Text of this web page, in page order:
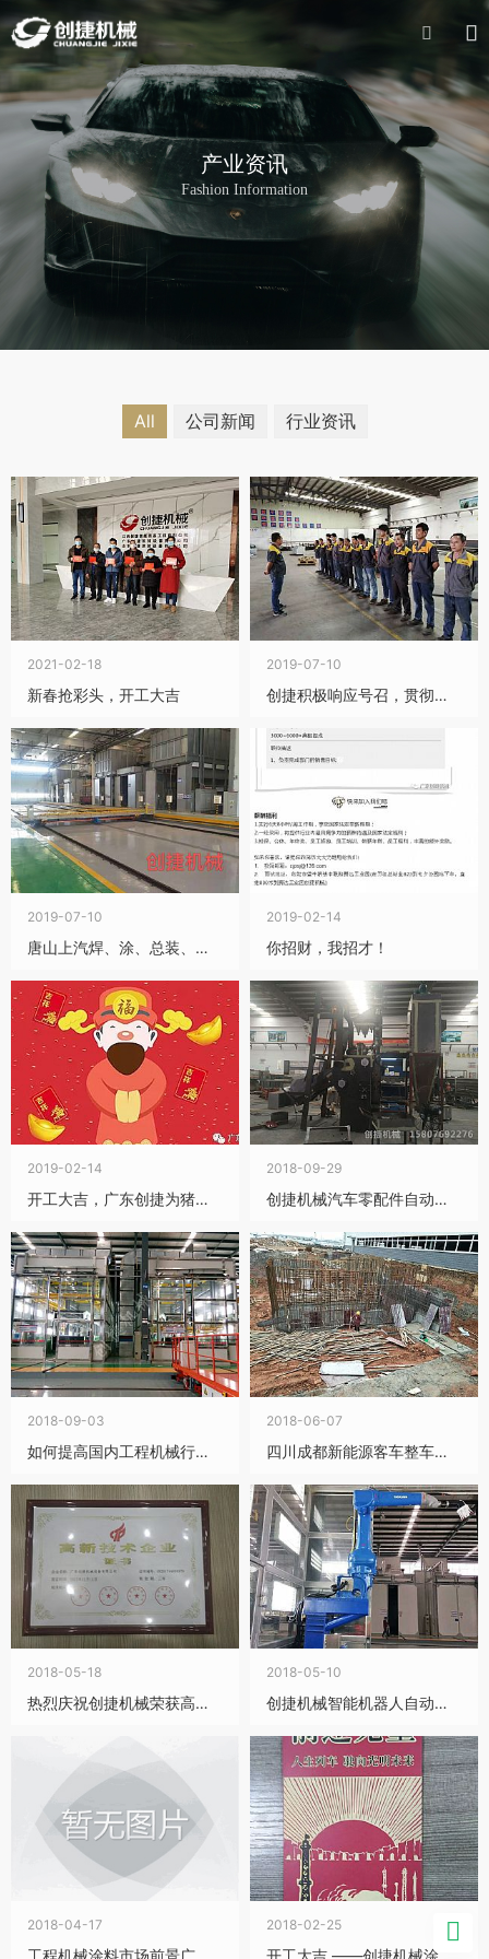


产业资讯
Fashion Information
All 公司新闻 行业资讯
2021-02-18
新春抢彩头，开工大吉
2019-07-10
创捷积极响应号召，贯彻落实安全生产标准化建设工作
2019-07-10
唐山上汽焊、涂、总装、设备检修及VOC废气处理设备治理项目完美通过验收交付使用
2019-02-14
你招财，我招才！
2019-02-14
开工大吉，广东创捷为猪年呐喊助威！
2018-09-29
创捷机械汽车零配件自动上下料履带抛丸机安装中
2018-09-03
如何提高国内工程机械行业涂装质量？
2018-06-07
四川成都新能源客车整车涂装生产线基础建设进行中
2018-05-18
热烈庆祝创捷机械荣获高新技术企业证书
2018-05-10
创捷机械智能机器人自动喷涂交付客户使用
2018-04-17 2018-02-25 